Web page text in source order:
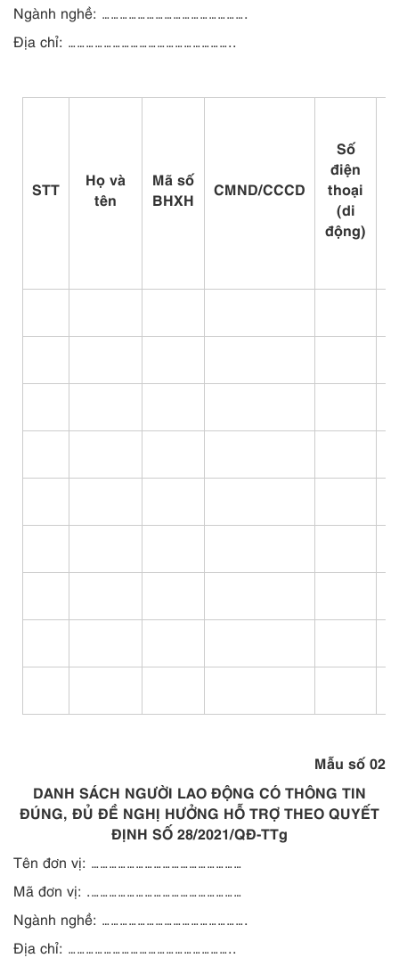
Ngành nghề: ………………………………………….
Địa chỉ: ………………………………………………..
STT Họ và
tên
Mã số
BHXH
CMND/CCCD
Số
điện
thoại
(di
động)
Mẫu số 02
DANH SÁCH NGƯỜI LAO ĐỘNG CÓ THÔNG TIN
ĐÚNG, ĐỦ ĐỀ NGHỊ HƯỞNG HỖ TRỢ THEO QUYẾT
ĐỊNH SỐ 28/2021/QĐ-TTg
Tên đơn vị: ……………………………………………
Mã đơn vị: .……………………………………………
Ngành nghề: ………………………………………….
Địa chỉ: ………………………………………………..